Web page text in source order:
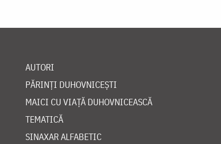
AUTORI
PĂRINȚI DUHOVNICEȘTI
MAICI CU VIAȚĂ DUHOVNICEASCĂ
TEMATICĂ
SINAXAR ALFABETIC